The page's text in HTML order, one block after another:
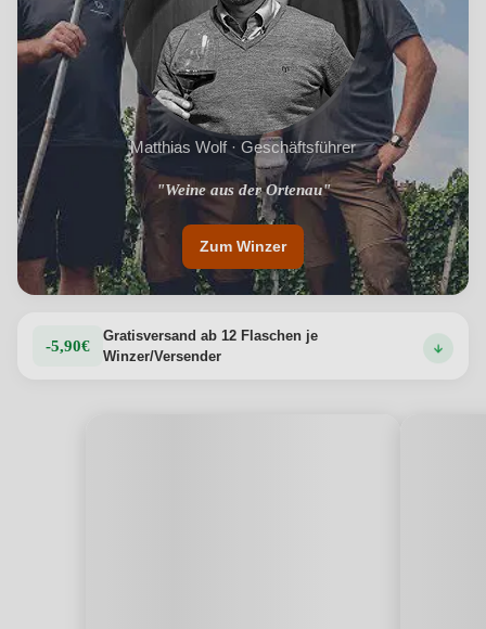
Matthias Wolf · Geschäftsführer
"Weine aus der Ortenau"
Zum Winzer
-5,90€
Gratisversand ab 12 Flaschen je
Winzer/Versender